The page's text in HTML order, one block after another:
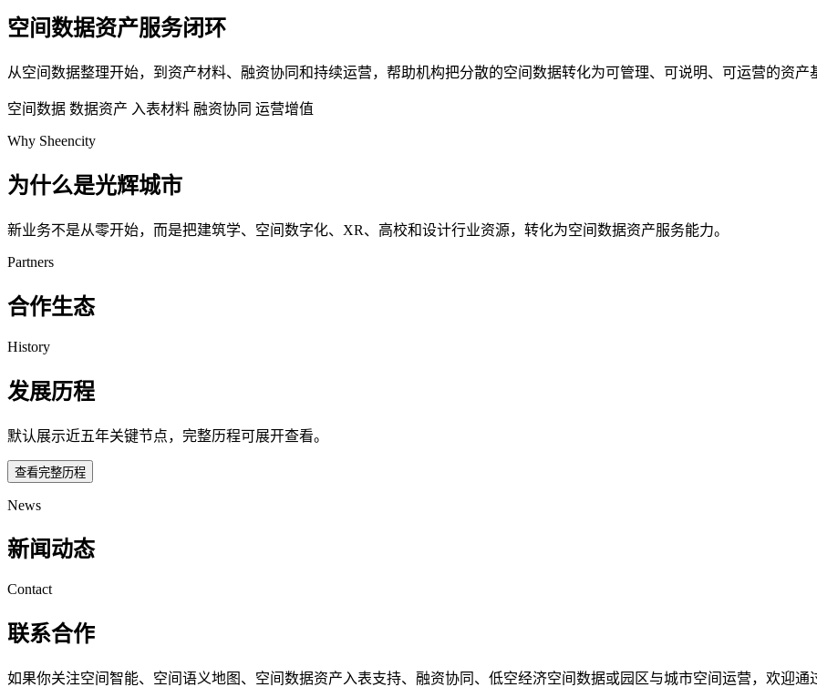
空间数据资产服务闭环
从空间数据整理开始，到资产材料、融资协同和持续运营，帮助机构把分散的空间数据转化为可管理、可说明、可运营的资产
空间数据 数据资产 入表材料 融资协同 运营增值
Why Sheencity
为什么是光辉城市
新业务不是从零开始，而是把建筑学、空间数字化、XR、高校和设计行业资源，转化为空间数据资产服务能力。
Partners
合作生态
History
发展历程
默认展示近五年关键节点，完整历程可展开查看。
查看完整历程
News
新闻动态
Contact
联系合作
如果你关注空间智能、空间语义地图、空间数据资产入表支持、融资协同、低空经济空间数据或园区与城市空间运营，欢迎通